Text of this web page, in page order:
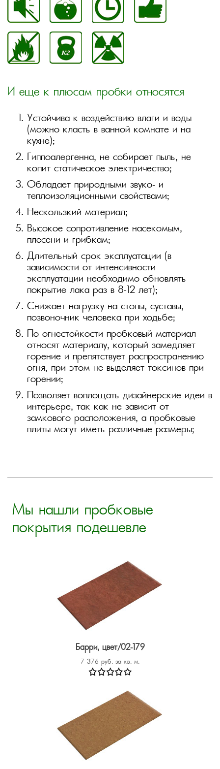
И еще к плюсам пробки относятся
Устойчива к воздействию влаги и воды
(можно класть в ванной комнате и на
кухне);
Гиппоалергенна, не собирает пыль, не
копит статическое электричество;
Обладает природными звуко- и
теплоизоляционными свойствами;
Нескользкий материал;
Высокое сопротивление насекомым,
плесени и грибкам;
Длительный срок эксплуатации (в
зависимости от интенсивности
эксплуатации необходимо обновлять
покрытие лака раз в 8–12 лет);
Снижает нагрузку на стопы, суставы,
позвоночник человека при ходьбе;
По огнестойкости пробковый материал
относят материалу, который замедляет
горение и препятствует распространению
огня, при этом не выделяет токсинов при
горении;
Позволяет воплощать дизайнерские идеи в
интерьере, так как не зависит от
замкового расположения, а пробковые
плиты могут иметь различные размеры;
Мы нашли пробковые
покрытия подешевле
Барри, цвет/02-179
7 376 руб. за кв. м.